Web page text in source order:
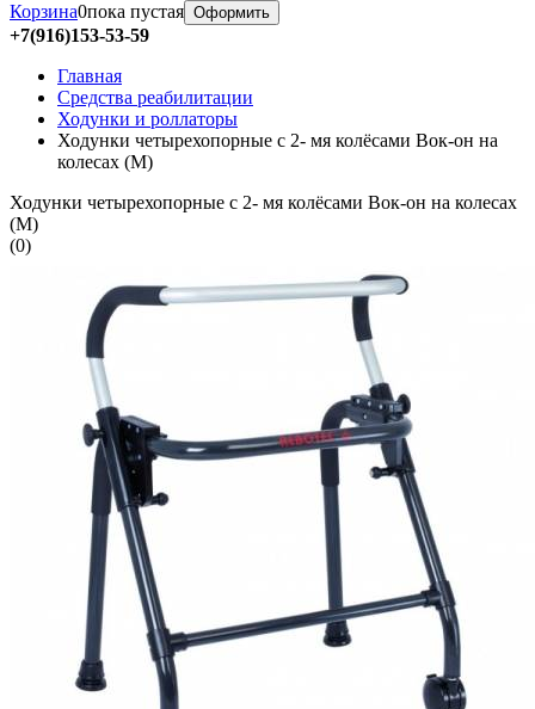
Корзина0пока пустая Оформить
+7(916)153-53-59
Главная
Средства реабилитации
Ходунки и роллаторы
Ходунки четырехопорные с 2- мя колёсами Вок-он на
колесах (М)
Ходунки четырехопорные с 2- мя колёсами Вок-он на колесах
(М)
(0)